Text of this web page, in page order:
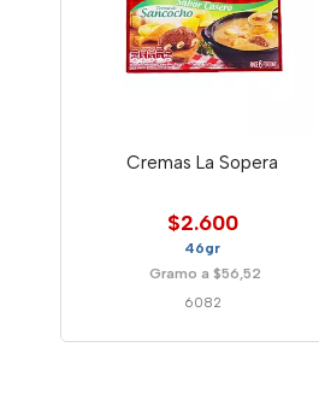
Cremas La Sopera
$2.600
46gr
Gramo a $56,52
6082